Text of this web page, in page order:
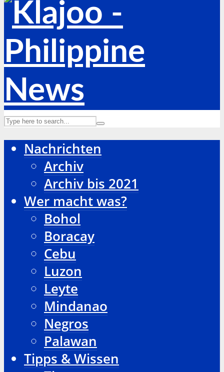
Nachrichten
Archiv
Archiv bis 2021
Wer macht was?
Bohol
Boracay
Cebu
Luzon
Leyte
Mindanao
Negros
Palawan
Tipps & Wissen